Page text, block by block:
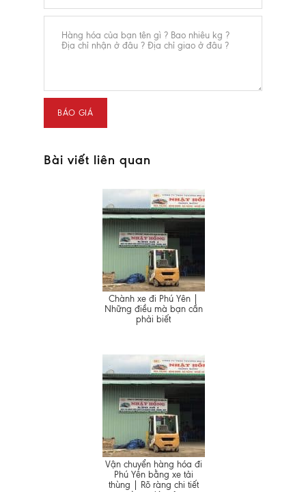
Bài viết liên quan
Chành xe đi Phú Yên |
Những điều mà bạn cần
phải biết
Vận chuyển hàng hóa đi
Phú Yên bằng xe tải
thùng | Rõ ràng chi tiết